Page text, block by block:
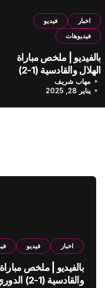
اخبار
فيديو
فيديوهات
بالفيديو | ملخص مباراة
الهلال والقادسية (1-2)
الدوري السعودي
مهاب شريف
يناير 28, 2025
اخبار فيديو
بالفيديو | ملخص
والقادسية (1-2)